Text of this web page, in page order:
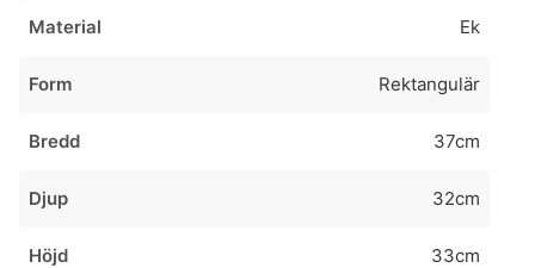
Material Ek
Form Rektangulär
Bredd 37cm
Djup 32cm
Höjd 33cm